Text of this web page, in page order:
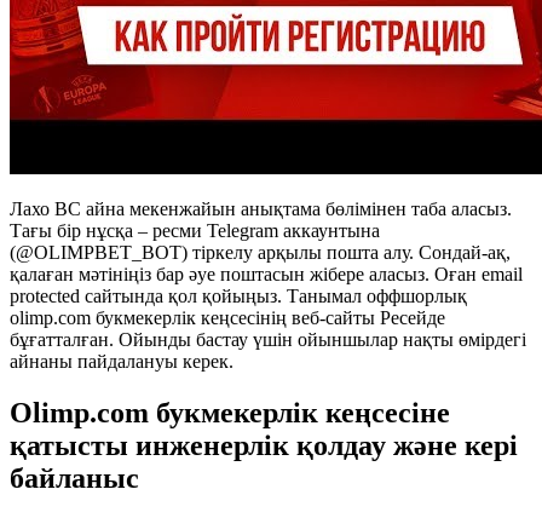
Лахо BC айна мекенжайын анықтама бөлімінен таба аласыз.
Тағы бір нұсқа – ресми Telegram аккаунтына
(@OLIMPBET_BOT) тіркелу арқылы пошта алу. Сондай-ақ,
қалаған мәтініңіз бар әуе поштасын жібере аласыз. Оған email
protected сайтында қол қойыңыз. Танымал оффшорлық
olimp.com букмекерлік кеңсесінің веб-сайты Ресейде
бұғатталған. Ойынды бастау үшін ойыншылар нақты өмірдегі
айнаны пайдалануы керек.
Olimp.com букмекерлік кеңсесіне
қатысты инженерлік қолдау және кері
байланыс